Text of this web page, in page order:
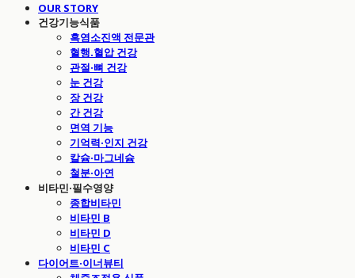
OUR STORY
건강기능식품
흑염소진액 전문관
혈행.혈압 건강
관절·뼈 건강
눈 건강
장 건강
간 건강
면역 기능
기억력·인지 건강
칼슘·마그네슘
철분·아연
비타민·필수영양
종합비타민
비타민 B
비타민 D
비타민 C
다이어트·이너뷰티